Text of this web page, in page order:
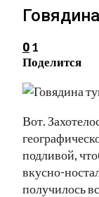
0 1
Поделится
Вот.
подливой,
вкусно-
получилось